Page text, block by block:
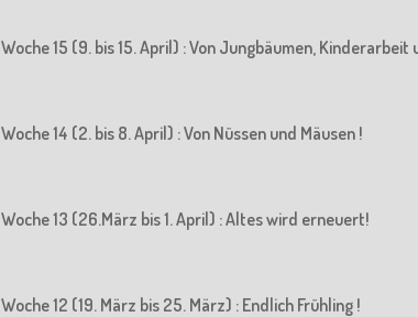
Woche 15 (9. bis 15. April) : Von Jungbäumen,
Woche 14 (2. bis 8. April) : Von Nüssen und Mäusen !
Woche 13 (26.März bis 1. April) : Altes wird erneuert!
Woche 12 (19. März bis 25. März) : Endlich Frühling !